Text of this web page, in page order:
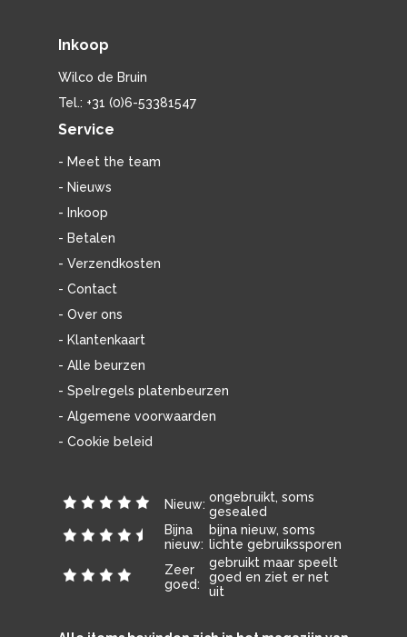
Inkoop
Wilco de Bruin
Tel.: +31 (0)6-53381547
Service
- Meet the team
- Nieuws
- Inkoop
- Betalen
- Verzendkosten
- Contact
- Over ons
- Klantenkaart
- Alle beurzen
- Spelregels platenbeurzen
- Algemene voorwaarden
- Cookie beleid
Nieuw: ongebruikt, soms
gesealed
Bijna
nieuw:
bijna nieuw, soms
lichte gebruikssporen
Zeer
goed:
gebruikt maar speelt
goed en ziet er net
uit